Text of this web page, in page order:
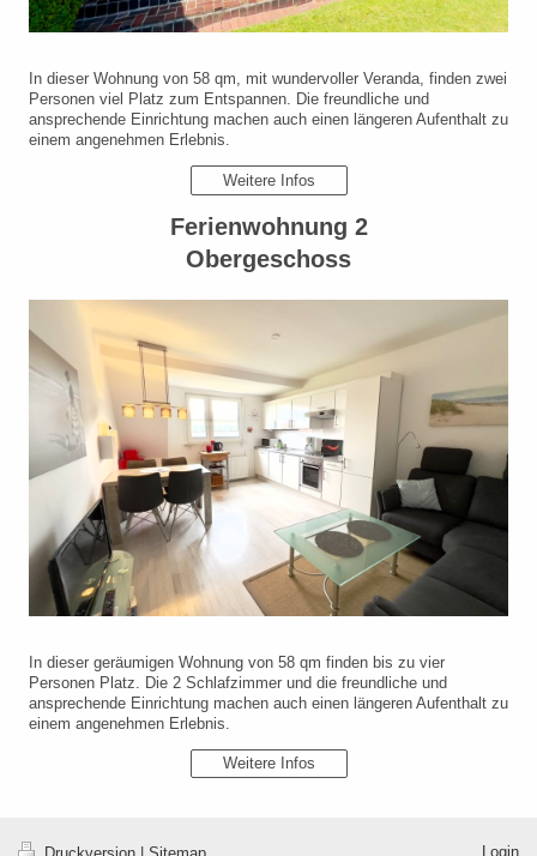
In dieser Wohnung von 58 qm, mit wundervoller Veranda, finden zwei
Personen viel Platz zum Entspannen. Die freundliche und
ansprechende Einrichtung machen auch einen längeren Aufenthalt zu
einem angenehmen Erlebnis.
Weitere Infos
Ferienwohnung 2
Obergeschoss
In dieser geräumigen Wohnung von 58 qm finden bis zu vier
Personen Platz. Die 2 Schlafzimmer und die freundliche und
ansprechende Einrichtung machen auch einen längeren Aufenthalt zu
einem angenehmen Erlebnis.
Weitere Infos
Login